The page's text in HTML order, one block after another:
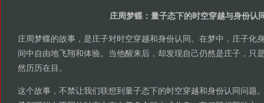
庄周梦蝶：量子态下的时空穿越与身份认
庄周梦蝶的故事，是庄子对时空穿越和身份认同。在梦中，庄子化
间中自由地飞翔和体验。当他醒来后，却发现自己仍然是庄子，只
然历历在目。
这个故事，不禁让我们联想到量子态下的时空穿越和身份认同问题